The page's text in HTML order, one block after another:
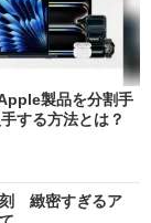
製品を分割手
する方法とは？
刻 緻密すぎるア